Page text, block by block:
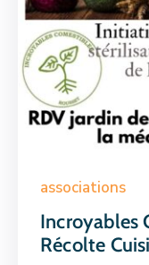
associations
Incroyables
Récolte